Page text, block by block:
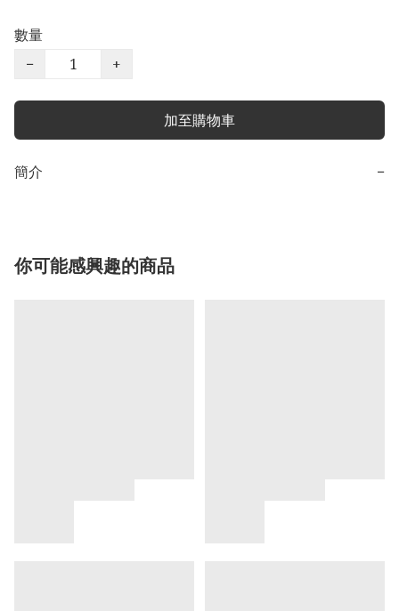
數量
−
+
加至購物車
簡介 −
你可能感興趣的商品